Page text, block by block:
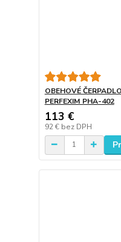
OBEHOVÉ
PERFEXIM PHA-402
113 €
92 € bez DPH